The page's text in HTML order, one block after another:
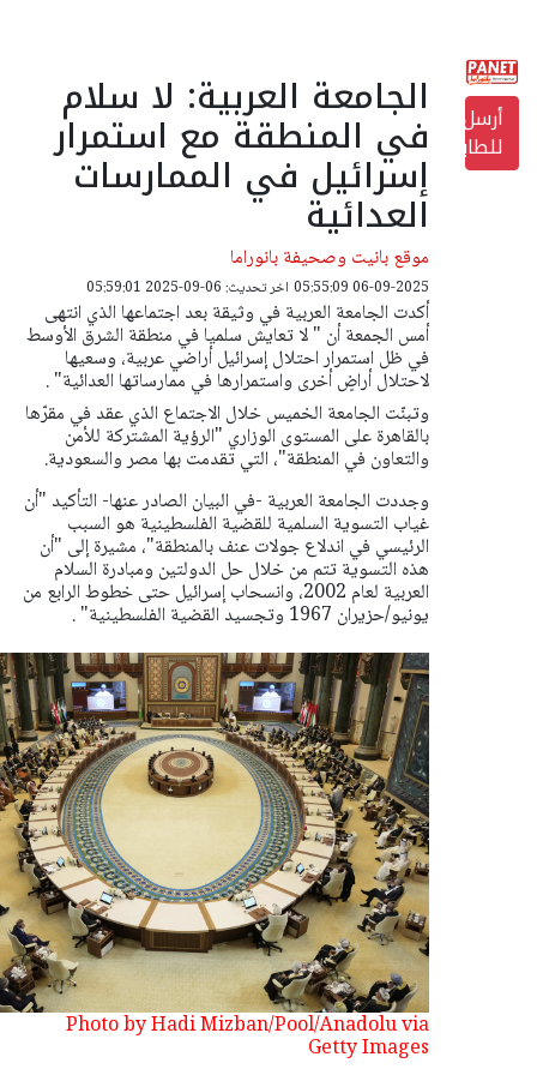
أرسل
للطابعة
الجامعة العربية: لا سلام
في المنطقة مع استمرار
إسرائيل في الممارسات
العدائية
موقع بانيت وصحيفة بانوراما
06-09-2025 05:55:09 اخر تحديث: 06-09-2025 05:59:01
أكدت الجامعة العربية في وثيقة بعد اجتماعها الذي انتهى
أمس الجمعة أن " لا تعايش سلميا في منطقة الشرق الأوسط
في ظل استمرار احتلال إسرائيل أراضي عربية، وسعيها
لاحتلال أراضٍ أخرى واستمرارها في ممارساتها العدائية" .
وتبنّت الجامعة الخميس خلال الاجتماع الذي عقد في مقرّها
بالقاهرة على المستوى الوزاري "الرؤية المشتركة للأمن
والتعاون في المنطقة"، التي تقدمت بها مصر والسعودية.
وجددت الجامعة العربية -في البيان الصادر عنها- التأكيد "أن
غياب التسوية السلمية للقضية الفلسطينية هو السبب
الرئيسي في اندلاع جولات عنف بالمنطقة"، مشيرة إلى "أن
هذه التسوية تتم من خلال حل الدولتين ومبادرة السلام
العربية لعام 2002، وانسحاب إسرائيل حتى خطوط الرابع من
يونيو/حزيران 1967 وتجسيد القضية الفلسطينية" .
Photo by Hadi Mizban/Pool/Anadolu via
Getty Images